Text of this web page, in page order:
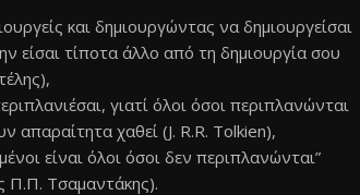
και δημιουργώντας να δημιουργείσαι
είσαι τίποτα άλλο από τη δημιουργία σου
γιατί όλοι όσοι περιπλανώνται
απαραίτητα χαθεί (J. R.R. Tolkien),
είναι όλοι όσοι δεν περιπλανώνται”
Π.Π. Τσαμαντάκης).